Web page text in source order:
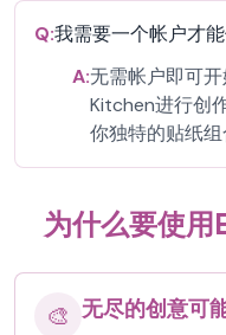
Q:我需要一个帐户才
A:无需帐户即可
Kitchen进行创
你独特的贴纸组
为什么要使
🎨 无尽的创意可